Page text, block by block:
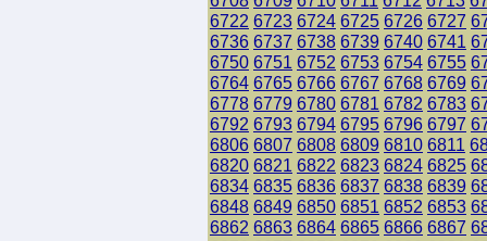
6722 6723 6724 6725 6726 6727
6736 6737 6738 6739 6740 6741
6750 6751 6752 6753 6754 6755
6764 6765 6766 6767 6768 6769
6778 6779 6780 6781 6782 6783
6792 6793 6794 6795 6796 6797
6806 6807 6808 6809 6810 6811
6820 6821 6822 6823 6824 6825
6834 6835 6836 6837 6838 6839
6848 6849 6850 6851 6852 6853
6862 6863 6864 6865 6866 6867